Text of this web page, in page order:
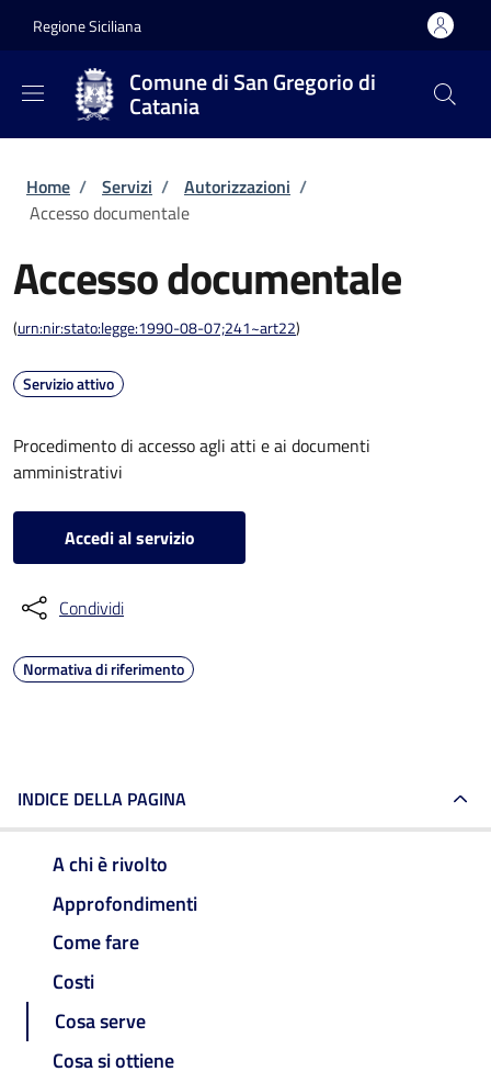
Regione Siciliana
Comune di San Gregorio di
Catania
Briciole di pane
Home / Servizi / Autorizzazioni /
Accesso documentale
Accesso documentale
(urn:nir:stato:legge:1990-08-07;241~art22)
Servizio attivo
Procedimento di accesso agli atti e ai documenti
amministrativi
Accedi al servizio
Condividi
Normativa di riferimento
INDICE DELLA PAGINA
A chi è rivolto
Approfondimenti
Come fare
Costi
Cosa serve
Cosa si ottiene